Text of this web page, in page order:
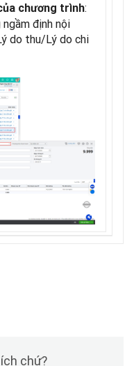
chương trình:
định nội
do thu/Lý do chi
chứ?